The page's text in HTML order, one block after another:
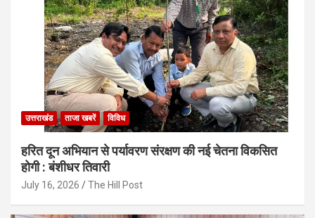
उत्तराखंड ताजा खबरें विविध
हरित दून अभियान से पर्यावरण संरक्षण की नई चेतना विकसित
होगी : बंशीधर तिवारी
July 16, 2026 The Hill Post